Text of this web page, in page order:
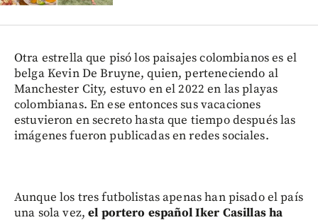
Otra estrella que pisó los paisajes colombianos es el
belga Kevin De Bruyne, quien, perteneciendo al
Manchester City, estuvo en el 2022 en las playas
colombianas. En ese entonces sus vacaciones
estuvieron en secreto hasta que tiempo después las
imágenes fueron publicadas en redes sociales.
Aunque los tres futbolistas apenas han pisado el país
una sola vez,el portero español Iker Casillas ha